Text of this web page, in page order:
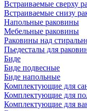
Встраиваемые сверху
Встраиваемые снизу
Напольные раковины
Мебельные раковины
Раковины над
Пьедесталы для
Биде
Биде подвесные
Биде напольные
Комплектующие для
Комплектующие для
Комплектующие для